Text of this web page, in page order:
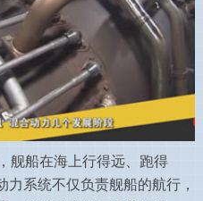
舰船在海上行得远、跑得
力系统不仅负责舰船的航行，